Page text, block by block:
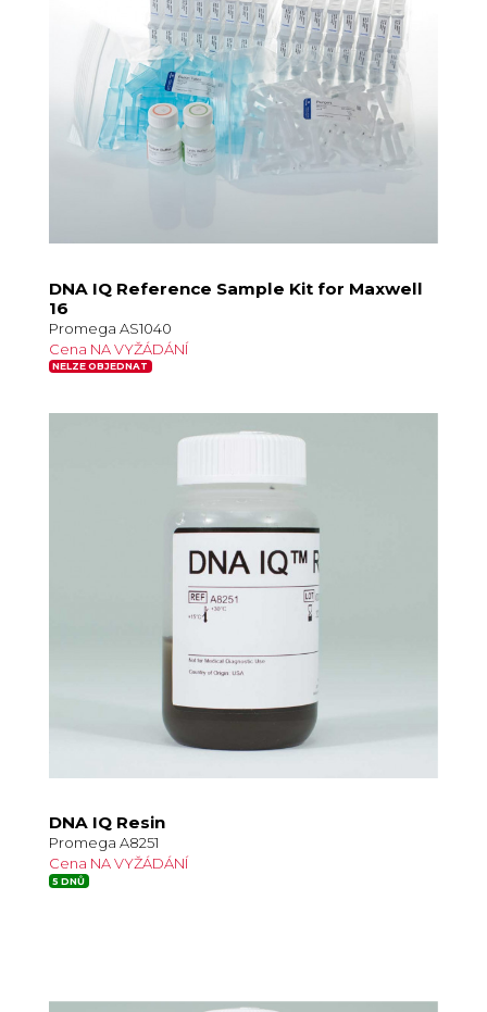
DNA IQ Reference Sample Kit for Maxwell
16
Promega AS1040
Cena NA VYŽÁDÁNÍ
NELZE OBJEDNAT
DNA IQ Resin
Promega A8251
Cena NA VYŽÁDÁNÍ
5 DNŮ